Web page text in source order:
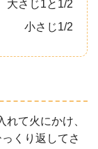
大さじ1と1/2
小さじ1/2
て火にかけ、
くり返してさ